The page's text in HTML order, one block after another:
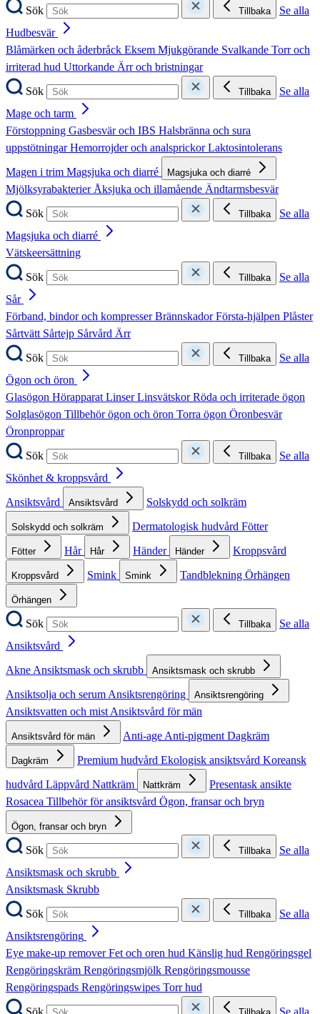
Sök
Tillbaka
Se alla
Hudbesvär
Blåmärken och åderbråck Eksem Mjukgörande Svalkande Torr och
irriterad hud Uttorkande Ärr och bristningar
Sök
Tillbaka
Se alla
Mage och tarm
Förstoppning Gasbesvär och IBS Halsbränna och sura
uppstötningarHemorrojder och analsprickorLaktosintolerans
Magen i trim Magsjuka och diarré Magsjuka och diarré
MjölksyrabakterierÅksjuka och illamående Ändtarmsbesvär
Sök
Tillbaka
Se alla
Magsjuka och diarré
Vätskeersättning
Sök
Tillbaka
Se alla
Sår
Förband, bindor och kompresserBrännskadorFörsta-hjälpen Plåster
Sårtvätt Sårtejp Sårvård Ärr
Sök
Tillbaka
Se alla
Ögon och öron
Glasögon HörapparatLinserLinsvätskorRöda och irriterade ögon
Solglasögon Tillbehör ögon och öron Torra ögon Öronbesvär
Öronproppar
Sök
Tillbaka
Se alla
Skönhet & kroppsvård
Ansiktsvård
Ansiktsvård Solskydd och solkräm
Solskydd och solkräm Dermatologisk hudvård Fötter
Fötter Hår Hår Händer Händer Kroppsvård
Kroppsvård Smink Smink Tandblekning Örhängen
Örhängen
Sök Tillbaka
Se alla
Ansiktsvård
AkneAnsiktsmask och skrubb Ansiktsmask och skrubb
Ansiktsolja och serumAnsiktsrengöring Ansiktsrengöring
Ansiktsvatten och mistAnsiktsvård för män
Ansiktsvård för män Anti-ageAnti-pigmentDagkräm
Dagkräm Premium hudvård Ekologisk ansiktsvård Koreansk
hudvård Läppvård Nattkräm Nattkräm
Presentask ansikte
Rosacea Tillbehör för ansiktsvård Ögon, fransar och bryn
Ögon, fransar och bryn
Sök Tillbaka
Se alla
Ansiktsmask och skrubb
Ansiktsmask Skrubb
Sök
Tillbaka
Se alla
Ansiktsrengöring
Eye make-up removerFet och oren hud Känslig hud Rengöringsgel
Rengöringskräm Rengöringsmjölk Rengöringsmousse
Rengöringspads Rengöringswipes Torr hud